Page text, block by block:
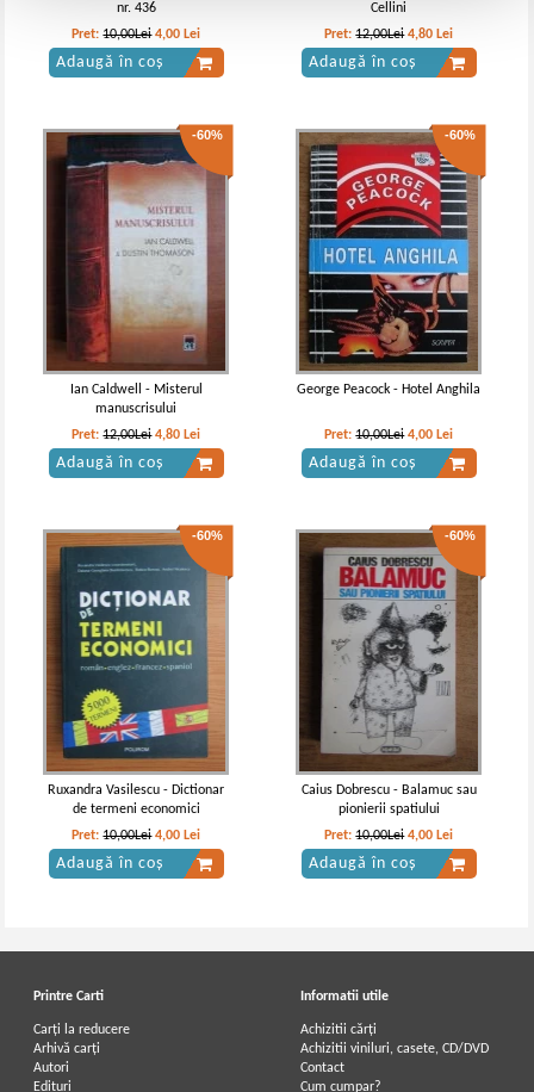
nr. 436
Pret:10,00Lei 4,00 Lei
Adaugă în coș
Cellini
Pret:12,00Lei 4,80 Lei
Adaugă în coș
-60%
Ian Caldwell - Misterul
manuscrisului
Pret:12,00Lei 4,80 Lei
Adaugă în coș
-60%
George Peacock - Hotel Anghila
Pret:10,00Lei 4,00 Lei
Adaugă în coș
-60%
Ruxandra Vasilescu - Dictionar
de termeni economici
Pret:10,00Lei 4,00 Lei
Adaugă în coș
-60%
Caius Dobrescu - Balamuc sau
pionierii spatiului
Pret:10,00Lei 4,00 Lei
Adaugă în coș
Printre Carti
Carți la reducere
Arhivă carți
Autori
Edituri
Informatii utile
Achizitii cărți
Achizitii viniluri, casete, CD/DVD
Contact
Cum cumpar?